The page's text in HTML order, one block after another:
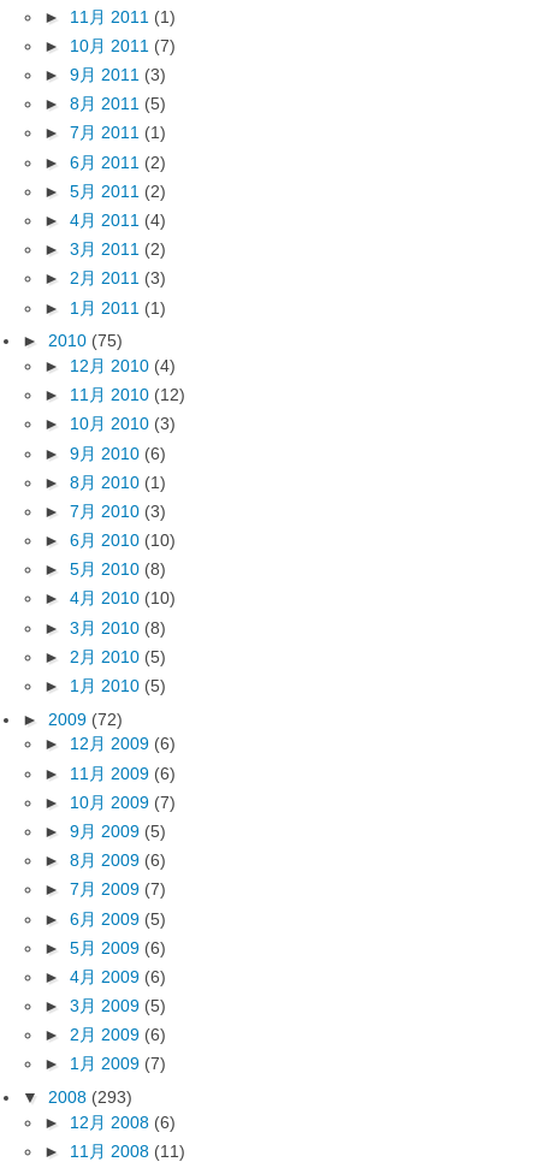
► 11月 2011 (1)
► 10月 2011 (7)
► 9月 2011 (3)
► 8月 2011 (5)
► 7月 2011 (1)
► 6月 2011 (2)
► 5月 2011 (2)
► 4月 2011 (4)
► 3月 2011 (2)
► 2月 2011 (3)
► 1月 2011 (1)
► 2010 (75)
► 12月 2010 (4)
► 11月 2010 (12)
► 10月 2010 (3)
► 9月 2010 (6)
► 8月 2010 (1)
► 7月 2010 (3)
► 6月 2010 (10)
► 5月 2010 (8)
► 4月 2010 (10)
► 3月 2010 (8)
► 2月 2010 (5)
► 1月 2010 (5)
► 2009 (72)
► 12月 2009 (6)
► 11月 2009 (6)
► 10月 2009 (7)
► 9月 2009 (5)
► 8月 2009 (6)
► 7月 2009 (7)
► 6月 2009 (5)
► 5月 2009 (6)
► 4月 2009 (6)
► 3月 2009 (5)
► 2月 2009 (6)
► 1月 2009 (7)
▼ 2008 (293)
► 12月 2008 (6)
► 11月 2008 (11)